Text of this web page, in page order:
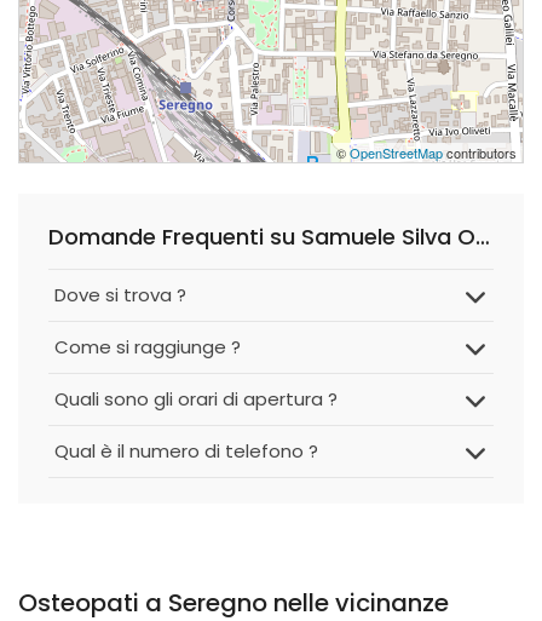
©OpenStreetMapcontributors
Domande Frequenti su Samuele Silva Osteopata
Dove si trova ?
Come si raggiunge ?
Quali sono gli orari di apertura ?
Qual è il numero di telefono ?
Osteopati a Seregno nelle vicinanze